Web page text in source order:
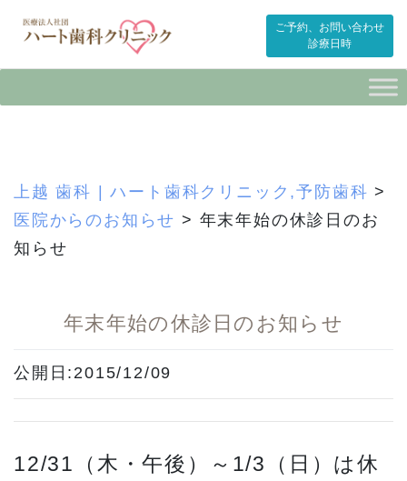
ご予約、お問い合わせ
診療日時
上越 歯科 | ハート歯科クリニック,予防歯科 >
医院からのお知らせ > 年末年始の休診日のお
知らせ
年末年始の休診日のお知らせ
公開日:2015/12/09
12/31（木・午後）～1/3（日）は休